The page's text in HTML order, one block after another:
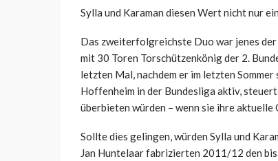
Sylla und Karaman diesen Wert nicht nur
Das zweiterfolgreichste Duo war jenes
mit 30 Toren Torschützenkönig der 2.
letzten Mal, nachdem er im letzten
Hoffenheim in der Bundesliga aktiv,
überbieten würden – wenn sie ihre aktuelle
Sollte dies gelingen, würden Sylla und
Jan Huntelaar fabrizierten 2011/12 den